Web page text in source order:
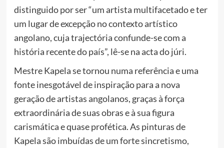
distinguido por ser “um artista multifacetado e ter
um lugar de excepção no contexto artístico
angolano, cuja trajectória confunde-se com a
história recente do país”, lê-se na acta do júri.
Mestre Kapela se tornou numa referência e uma
fonte inesgotável de inspiração para a nova
geração de artistas angolanos, graças à força
extraordinária de suas obras e à sua figura
carismática e quase profética. As pinturas de
Kapela são imbuídas de um forte sincretismo,